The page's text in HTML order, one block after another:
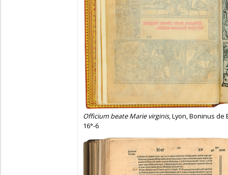
Officium beate Marie virginis, Lyon, Boninus de
16°-6